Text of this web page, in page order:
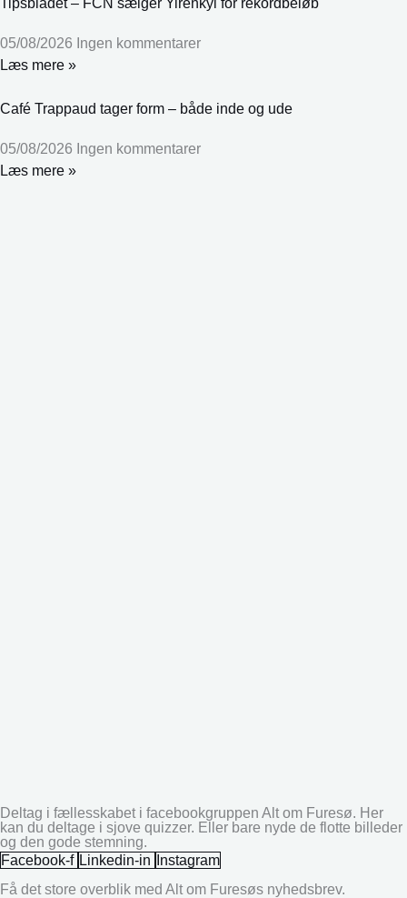
05/08/2026 Ingen kommentarer
Læs mere »
Café Trappaud tager form – både inde og ude
05/08/2026 Ingen kommentarer
Læs mere »
Deltag i fællesskabet i facebookgruppen Alt om Furesø. Her
kan du deltage i sjove quizzer. Eller bare nyde de flotte billeder
og den gode stemning.
Facebook-f Linkedin-in
Instagram
Få det store overblik med Alt om Furesøs nyhedsbrev.